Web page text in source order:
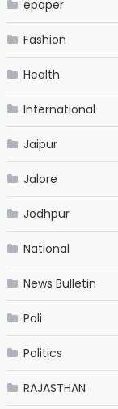
epaper
Fashion
Health
International
Jaipur
Jalore
Jodhpur
National
News Bulletin
Pali
Politics
RAJASTHAN